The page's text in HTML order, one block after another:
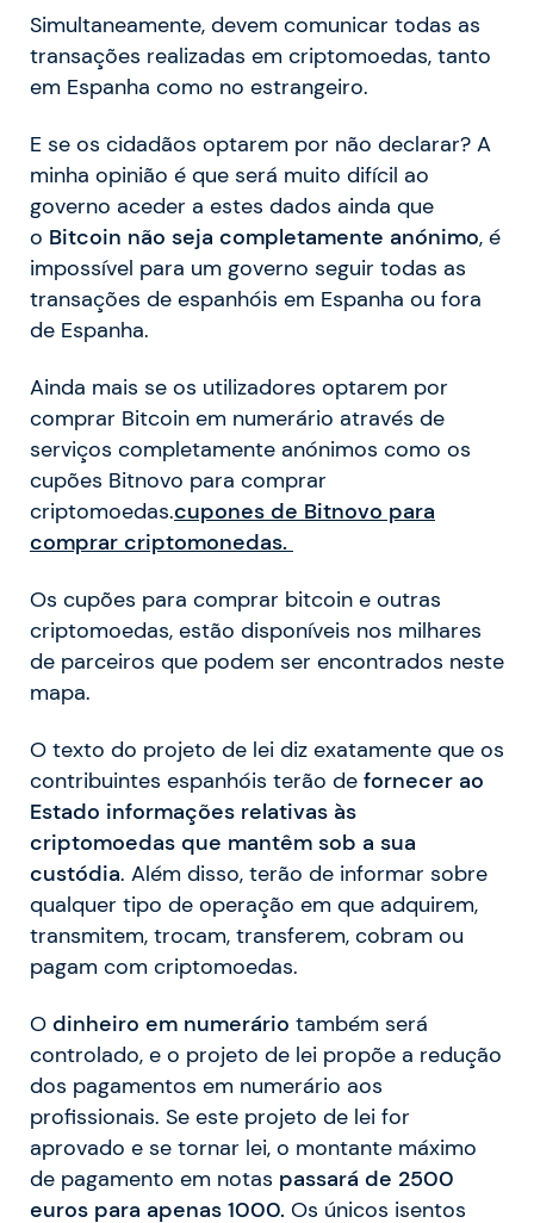
Simultaneamente, devem comunicar todas as
transações realizadas em criptomoedas, tanto
em Espanha como no estrangeiro.
E se os cidadãos optarem por não declarar? A
minha opinião é que será muito difícil ao
governo aceder a estes dados ainda que
o Bitcoin não seja completamente anónimo, é
impossível para um governo seguir todas as
transações de espanhóis em Espanha ou fora
de Espanha.
Ainda mais se os utilizadores optarem por
comprar Bitcoin em numerário através de
serviços completamente anónimos como os
cupões Bitnovo para comprar
criptomoedas.cupones de Bitnovo para
comprar criptomonedas.
Os cupões para comprar bitcoin e outras
criptomoedas, estão disponíveis nos milhares
de parceiros que podem ser encontrados neste
mapa.
O texto do projeto de lei diz exatamente que os
contribuintes espanhóis terão de fornecer ao
Estado informações relativas às
criptomoedas que mantêm sob a sua
custódia. Além disso, terão de informar sobre
qualquer tipo de operação em que adquirem,
transmitem, trocam, transferem, cobram ou
pagam com criptomoedas.
O dinheiro em numerário também será
controlado, e o projeto de lei propõe a redução
dos pagamentos em numerário aos
profissionais. Se este projeto de lei for
aprovado e se tornar lei, o montante máximo
de pagamento em notas passará de 2500
euros para apenas 1000. Os únicos isentos